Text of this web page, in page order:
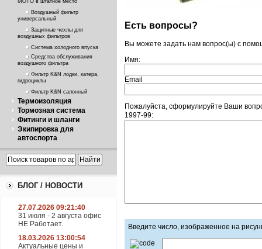
МОТО в штатное место
Воздушный фильтр
универсальный
Защитные чехлы для
воздушных фильтров
Система холодного впуска
Средства обслуживания
воздушного фильтра
Фильтр K&N лодки, катера,
гидроциклы
Фильтр K&N салонный
Термоизоляция
Тормозная система
Фитинги и шланги
Экипировка для
автоспорта
БЛОГ / НОВОСТИ
27.07.2026 09:21:40
31 июля - 2 августа офис
НЕ Работает.
18.03.2026 13:00:54
Актуальные цены и
Есть вопросы?
Вы можете задать нам вопрос(ы) с
Имя:
Email
Пожалуйста, сформулируйте Ваши
1997-99:
Введите число, изображенное на